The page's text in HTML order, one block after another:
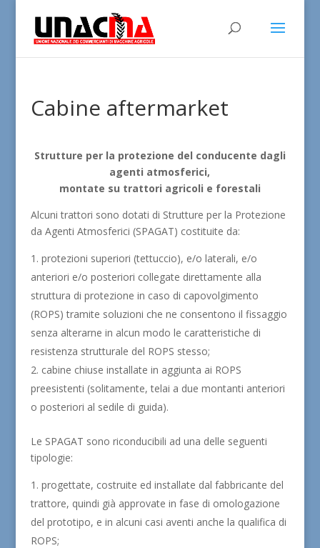
Cabine aftermarket
Strutture per la protezione del conducente dagli
agenti atmosferici,
montate su trattori agricoli e forestali
Alcuni trattori sono dotati di Strutture per la Protezione
da Agenti Atmosferici (SPAGAT) costituite da:
protezioni superiori (tettuccio), e/o laterali, e/o
anteriori e/o posteriori collegate direttamente alla
struttura di protezione in caso di capovolgimento
(ROPS) tramite soluzioni che ne consentono il fissaggio
senza alterarne in alcun modo le caratteristiche di
resistenza strutturale del ROPS stesso;
cabine chiuse installate in aggiunta ai ROPS
preesistenti (solitamente, telai a due montanti anteriori
o posteriori al sedile di guida).
Le SPAGAT sono riconducibili ad una delle seguenti
tipologie:
progettate, costruite ed installate dal fabbricante del
trattore, quindi già approvate in fase di omologazione
del prototipo, e in alcuni casi aventi anche la qualifica di
ROPS;